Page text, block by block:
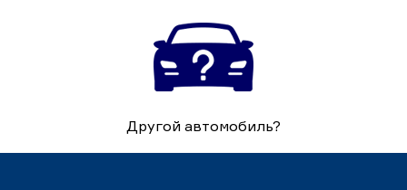
Другой автомобиль?